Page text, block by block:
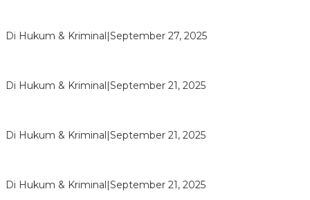
Di Hukum & Kriminal|September 27, 2025
Di Hukum & Kriminal|September 21, 2025
Di Hukum & Kriminal|September 21, 2025
Di Hukum & Kriminal|September 21, 2025